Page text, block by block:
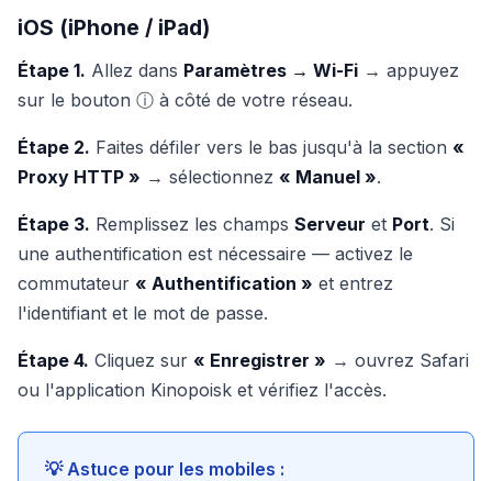
iOS (iPhone / iPad)
Étape 1. Allez dans Paramètres → Wi-Fi → appuyez
sur le bouton ⓘ à côté de votre réseau.
Étape 2. Faites défiler vers le bas jusqu'à la section «
Proxy HTTP » → sélectionnez « Manuel ».
Étape 3. Remplissez les champs Serveur et Port. Si
une authentification est nécessaire — activez le
commutateur « Authentification » et entrez
l'identifiant et le mot de passe.
Étape 4. Cliquez sur « Enregistrer » → ouvrez Safari
ou l'application Kinopoisk et vérifiez l'accès.
💡 Astuce pour les mobiles :